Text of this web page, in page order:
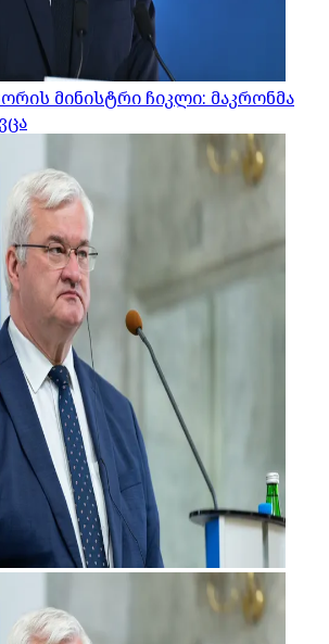
მინისტრი ჩიკლი: მაკრონმა